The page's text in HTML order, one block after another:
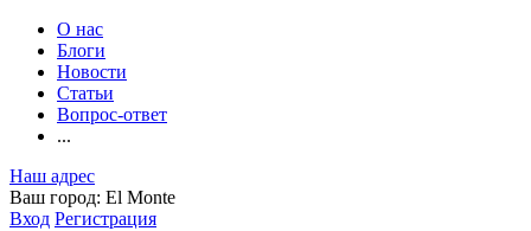
О нас
Блоги
Новости
Статьи
Вопрос-ответ
...
Наш адрес
Ваш город: El Monte
Вход Регистрация